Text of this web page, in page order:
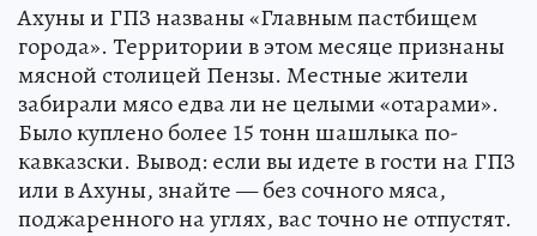
Ахуны и ГПЗ названы «Главным пастбищем
города». Территории в этом месяце признаны
мясной столицей Пензы. Местные жители
забирали мясо едва ли не целыми «отарами».
Было куплено более 15 тонн шашлыка по-
кавказски. Вывод: если вы идете в гости на ГПЗ
или в Ахуны, знайте — без сочного мяса,
поджаренного на углях, вас точно не отпустят.